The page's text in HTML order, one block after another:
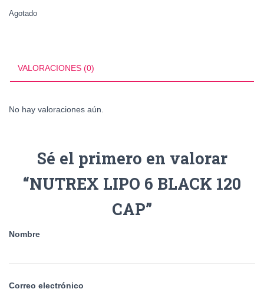
Agotado
VALORACIONES (0)
No hay valoraciones aún.
Sé el primero en valorar
“NUTREX LIPO 6 BLACK 120
CAP”
Nombre
Correo electrónico